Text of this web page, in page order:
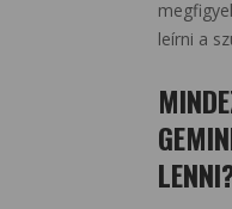
leírni a